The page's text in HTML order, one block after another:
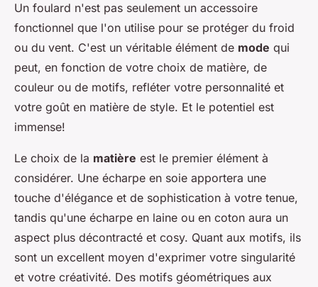
Un foulard n'est pas seulement un accessoire
fonctionnel que l'on utilise pour se protéger du froid
ou du vent. C'est un véritable élément de mode qui
peut, en fonction de votre choix de matière, de
couleur ou de motifs, refléter votre personnalité et
votre goût en matière de style. Et le potentiel est
immense!
Le choix de la matière est le premier élément à
considérer. Une écharpe en soie apportera une
touche d'élégance et de sophistication à votre tenue,
tandis qu'une écharpe en laine ou en coton aura un
aspect plus décontracté et cosy. Quant aux motifs, ils
sont un excellent moyen d'exprimer votre singularité
et votre créativité. Des motifs géométriques aux